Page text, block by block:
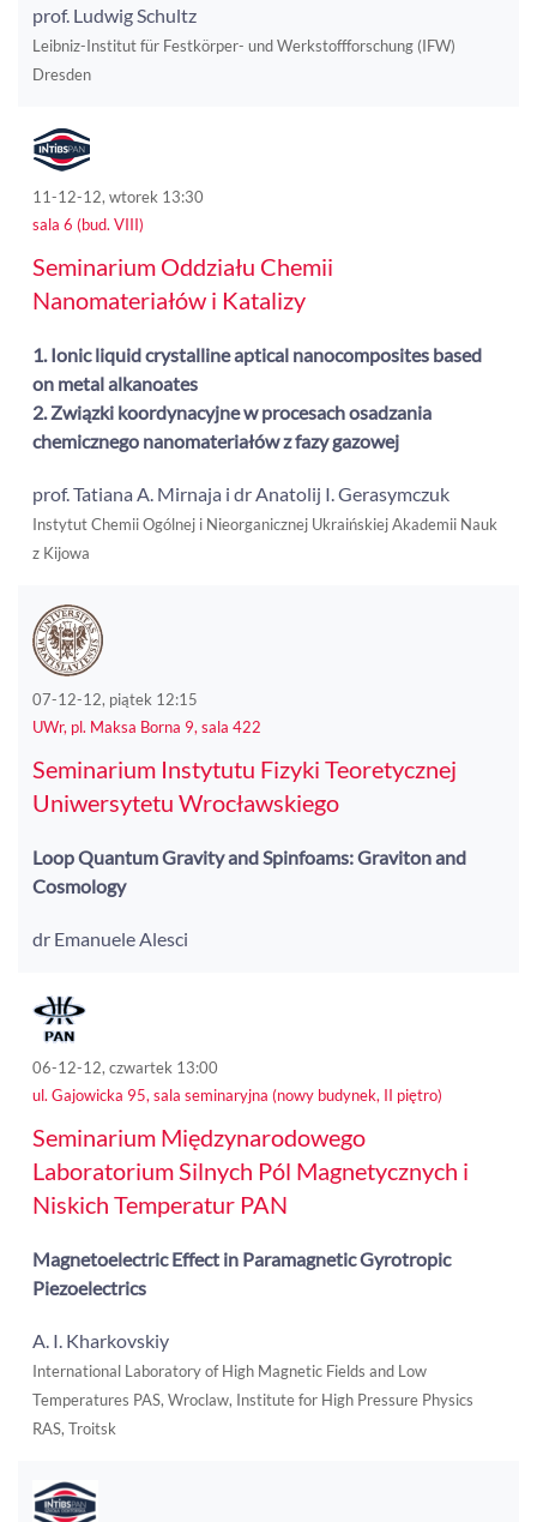
prof. Ludwig Schultz
Leibniz-Institut für Festkörper- und Werkstoffforschung (IFW)
Dresden
11-12-12, wtorek 13:30
sala 6 (bud. VIII)
Seminarium Oddziału Chemii
Nanomateriałów i Katalizy
1. Ionic liquid crystalline aptical nanocomposites based
on metal alkanoates
2. Związki koordynacyjne w procesach osadzania
chemicznego nanomateriałów z fazy gazowej
prof. Tatiana A. Mirnaja i dr Anatolij I. Gerasymczuk
Instytut Chemii Ogólnej i Nieorganicznej Ukraińskiej Akademii Nauk
z Kijowa
07-12-12, piątek 12:15
UWr, pl. Maksa Borna 9, sala 422
Seminarium Instytutu Fizyki Teoretycznej
Uniwersytetu Wrocławskiego
Loop Quantum Gravity and Spinfoams: Graviton and
Cosmology
dr Emanuele Alesci
06-12-12, czwartek 13:00
ul. Gajowicka 95, sala seminaryjna (nowy budynek, II piętro)
Seminarium Międzynarodowego
Laboratorium Silnych Pól Magnetycznych i
Niskich Temperatur PAN
Magnetoelectric Effect in Paramagnetic Gyrotropic
Piezoelectrics
A. I. Kharkovskiy
International Laboratory of High Magnetic Fields and Low
Temperatures PAS, Wroclaw, Institute for High Pressure Physics
RAS, Troitsk